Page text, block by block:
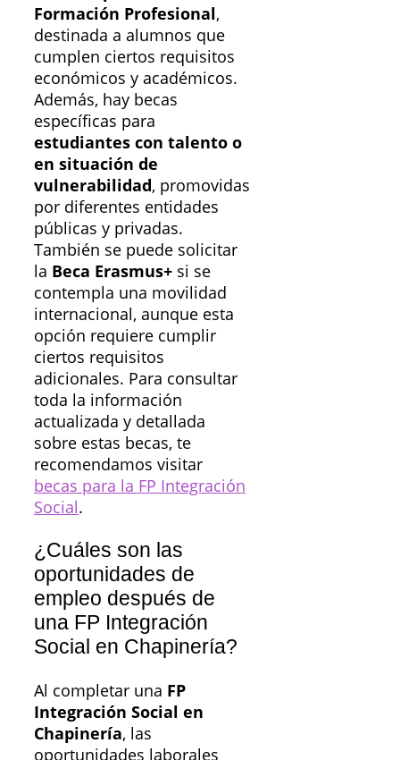
Formación Profesional,
destinada a alumnos que
cumplen ciertos requisitos
económicos y académicos.
Además, hay becas
específicas para
estudiantes con talento o
en situación de
vulnerabilidad, promovidas
por diferentes entidades
públicas y privadas.
También se puede solicitar
la Beca Erasmus+ si se
contempla una movilidad
internacional, aunque esta
opción requiere cumplir
ciertos requisitos
adicionales. Para consultar
toda la información
actualizada y detallada
sobre estas becas, te
recomendamos visitar
becas para la FP Integración
Social.
¿Cuáles son las
oportunidades de
empleo después de
una FP Integración
Social en Chapinería?
Al completar una FP
Integración Social en
Chapinería, las
oportunidades laborales